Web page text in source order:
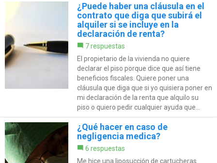
¿Puede haber una cláusula en el
contrato que diga que subirá el
alquiler si se incluye en la
declaración de renta?
7 respuestas
El propietario de la vivienda no quiere
declarar el piso porque dice que así tiene
beneficios fiscales. Quiere poner una
cláusula que diga que si yo quisiera poner en
mi declaración de la renta que alquilo su
piso o quiero pedir cualquier ayuda que...
¿Qué hacer en caso de
negligencia medica?
6 respuestas
Me hice una liposucción de cartucheras